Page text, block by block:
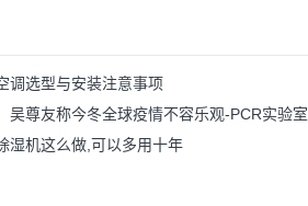
调选型与安装注意事项
尊友称今冬全球疫情不容乐观-PCR实验室建设不能停！
湿机这么做,可以多用十年